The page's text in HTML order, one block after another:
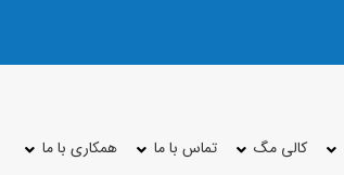
کالی مگ تماس با ما همکاری با ما